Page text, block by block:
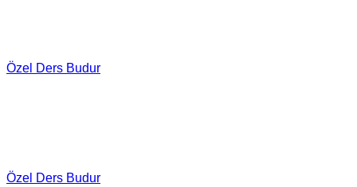
Özel Ders Budur
Özel Ders Budur